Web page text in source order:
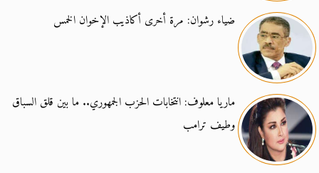
ضياء رشوان: مرة أخرى أكاذيب الإخوان الخمس
ماريا معلوف: انتخابات الحزب الجمهوري.. ما بين قلق السباق
وطيف ترامب